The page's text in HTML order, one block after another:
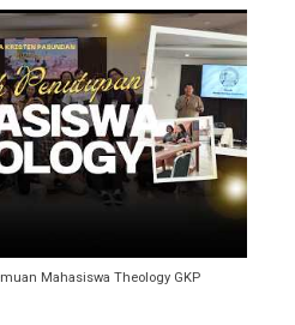
Mahasiswa Theology GKP